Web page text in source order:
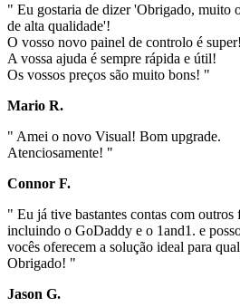
" Eu gostaria de dizer 'Obrigado, muito
de alta qualidade'!
O vosso novo painel de controlo é super!
A vossa ajuda é sempre rápida e útil!
Os vossos preços são muito bons! "
Mario R.
" Amei o novo Visual! Bom upgrade.
Atenciosamente! "
Connor F.
" Eu já tive bastantes contas com outros
incluindo o GoDaddy e o 1and1. e
vocês oferecem a solução ideal para
Obrigado! "
Jason G.